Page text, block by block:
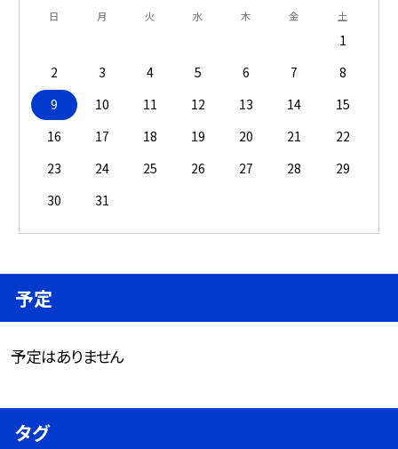
日 月 火 水 木 金 土
1
2
3 4 5 6 7
8
9
10 11 12 13 14
15
16
17 18 19 20 21
22
23
24 25 26 27 28
29
30
31
予定
予定はありません
タグ